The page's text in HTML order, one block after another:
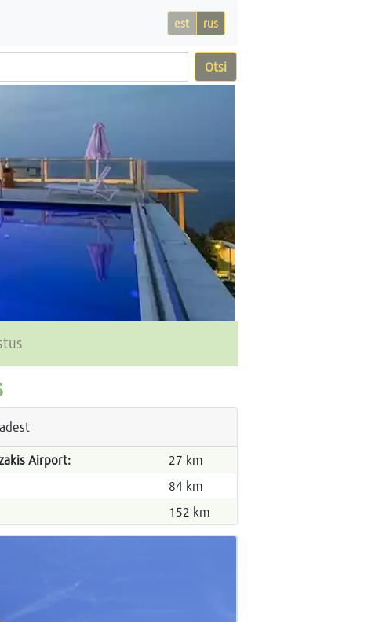
est rus
Otsi
Airport:
27 km
84 km
152 km